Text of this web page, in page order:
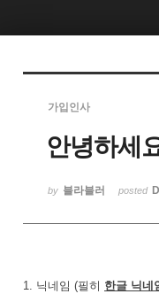
가입인사
안녕하세
by 블라블러 posted
1. 닉네임 (필히 한글 닉네
5
5